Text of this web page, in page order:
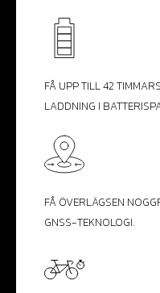
FÅ UPP TILL 42
LADDNING I
FÅ ÖVERLÄGSEN
GNSS-TEKNOLOGI.